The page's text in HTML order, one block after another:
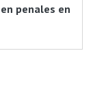
penales en